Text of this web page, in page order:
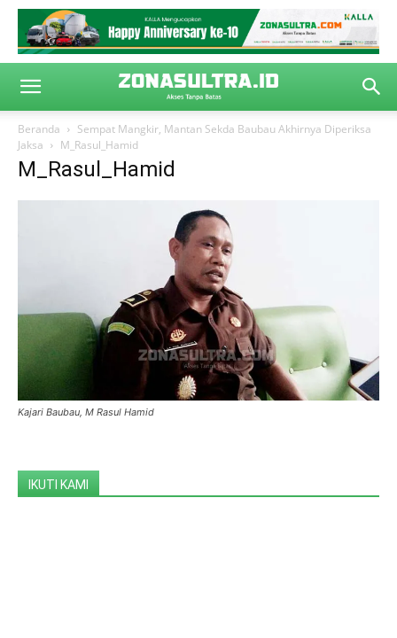
Beranda
Sempat Mangkir, Mantan Sekda Baubau Akhirnya Diperiksa
Jaksa
M_Rasul_Hamid
M_Rasul_Hamid
Kajari Baubau, M Rasul Hamid
IKUTI KAMI